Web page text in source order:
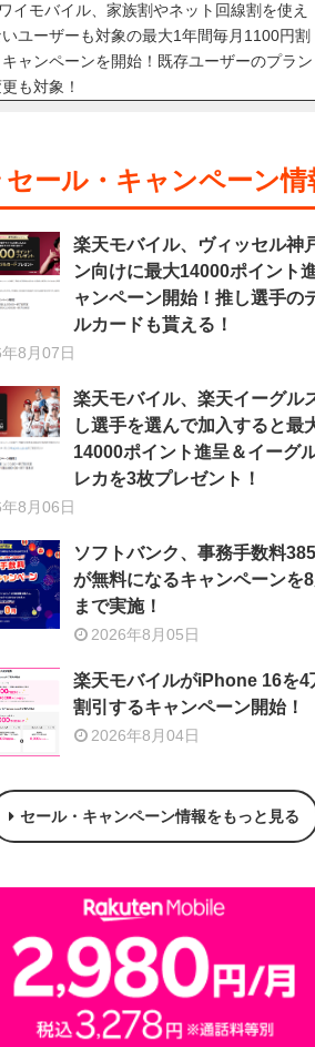
ワイモバイル、家族割やネット回線割を使え
いユーザーも対象の最大1年間毎月1100円割
キャンペーンを開始！既存ユーザーのプラン
も対象！
セール・キャンペーン情
楽天モバイル、ヴィッセル神
ン向けに最大14000ポイント
ャンペーン開始！推し選手の
ルカードも貰える！
8月07日
楽天モバイル、楽天イーグル
し選手を選んで加入すると最
14000ポイント進呈＆イーグ
レカを3枚プレゼント！
8月06日
ソフトバンク、事務手数料
が無料になるキャンペーンを
まで実施！
2026年8月05日
楽天モバイルがiPhone 16を4
割引するキャンペーン開始！
2026年8月04日
セール・キャンペーン情報をもっと見る